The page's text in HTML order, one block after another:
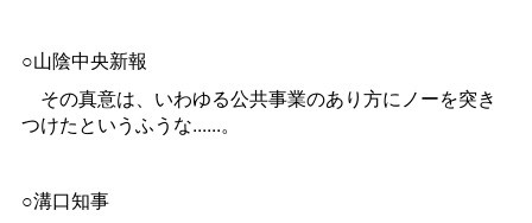
○山陰中央新報
その真意は、いわゆる公共事業のあり方にノーを突き
つけたというふうな......。
○溝口知事